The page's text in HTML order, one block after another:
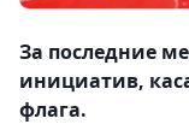
За последние
инициатив,
флага.